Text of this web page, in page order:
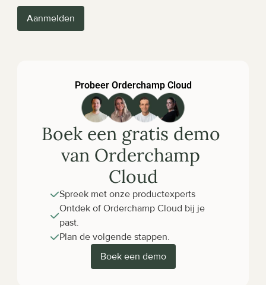
Aanmelden
Probeer Orderchamp Cloud
Boek een gratis demo
van Orderchamp
Cloud
Spreek met onze productexperts
Ontdek of Orderchamp Cloud bij je
past.
Plan de volgende stappen.
Boek een demo